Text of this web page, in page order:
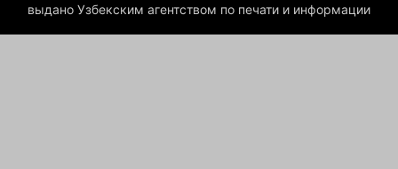
выдано Узбекским агентством по печати и информации